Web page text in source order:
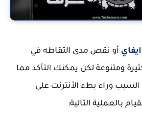
أو نقص مدى التقاطه في
ومتنوعة لكن يمكنك التأكد مما
السبب وراء بطء الأنترنت على
بالعملية التالية: